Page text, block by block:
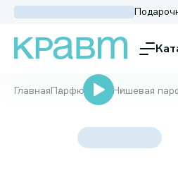
ГлавнаяПарфюмерия Нишевая